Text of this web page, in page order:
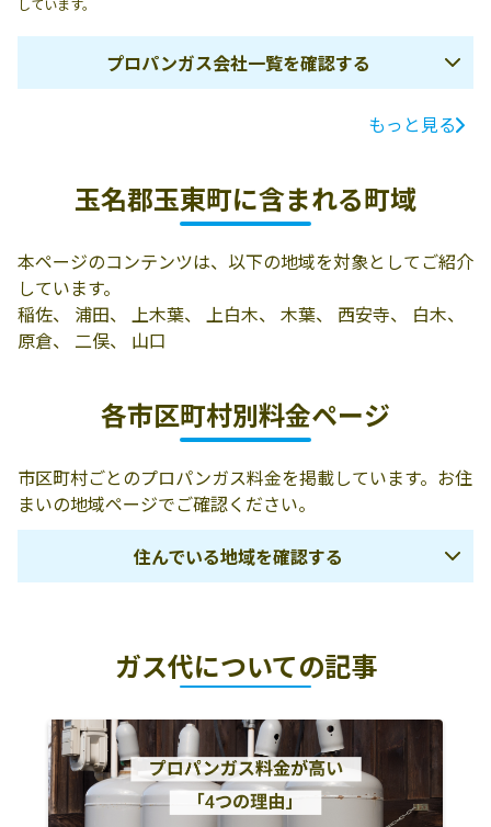
しています。
プロパンガス会社一覧を確認する
電話番号
ｅＬｉｆｅタカ
葉604-1
新開商店プロパ
ン部
玉名郡玉東町大
0968-85-2008
児玉燃料店
もっと見る
玉名郡玉東町に含まれる町域
本ページのコンテンツは、以下の地域を対象としてご紹介
しています。
稲佐、 浦田、 上木葉、 上白木、 木葉、 西安寺、 白木、
原倉、 二俣、 山口
各市区町村別料金ページ
市区町村ごとのプロパンガス料金を掲載しています。お住
まいの地域ページでご確認ください。
住んでいる地域を確認する
下益城郡美里町
玉名市
荒尾市
玉名郡南関町
玉名郡長洲町
菊池市
合志市
菊池郡大津町
菊池郡菊陽町
ガス代についての記事